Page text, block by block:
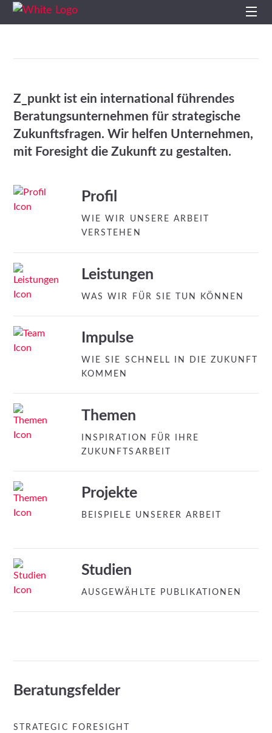
Leistungen
Impulse
Z_punkt ist ein international führendes
Beratungsunternehmen für strategische
Zukunftsfragen. Wir helfen Unternehmen,
mit Foresight die Zukunft zu gestalten.
Profil
WIE WIR UNSERE ARBEIT
VERSTEHEN
Leistungen
WAS WIR FÜR SIE TUN KÖNNEN
Impulse
WIE SIE SCHNELL IN DIE ZUKUNFT
KOMMEN
Themen
INSPIRATION FÜR IHRE
ZUKUNFTSARBEIT
Projekte
BEISPIELE UNSERER ARBEIT
Studien
AUSGEWÄHLTE PUBLIKATIONEN
Beratungsfelder
STRATEGIC FORESIGHT